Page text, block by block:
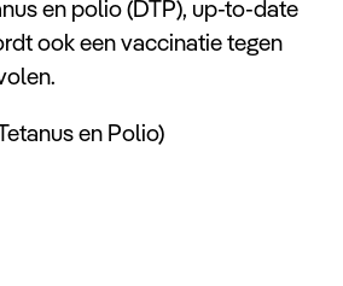
en polio (DTP), up-to-date
ook een vaccinatie tegen
en Polio)